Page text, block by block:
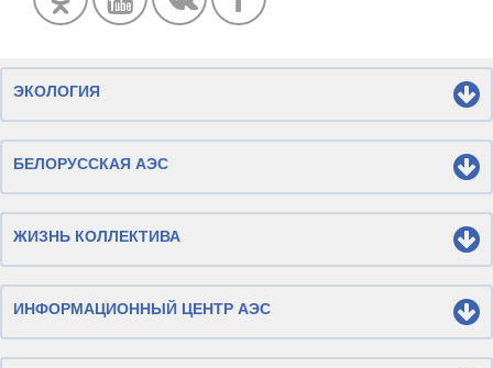
ЭКОЛОГИЯ
БЕЛОРУССКАЯ АЭС
ЖИЗНЬ КОЛЛЕКТИВА
ИНФОРМАЦИОННЫЙ ЦЕНТР АЭС